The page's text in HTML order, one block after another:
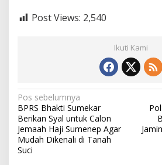
Post Views: 2,540
Ikuti Kami
N
a
v
i
Pos sebelumnya
BPRS Bhakti Sumekar
Berikan Syal untuk Calon
Jemaah Haji Sumenep Agar
Mudah Dikenali di Tanah
Suci